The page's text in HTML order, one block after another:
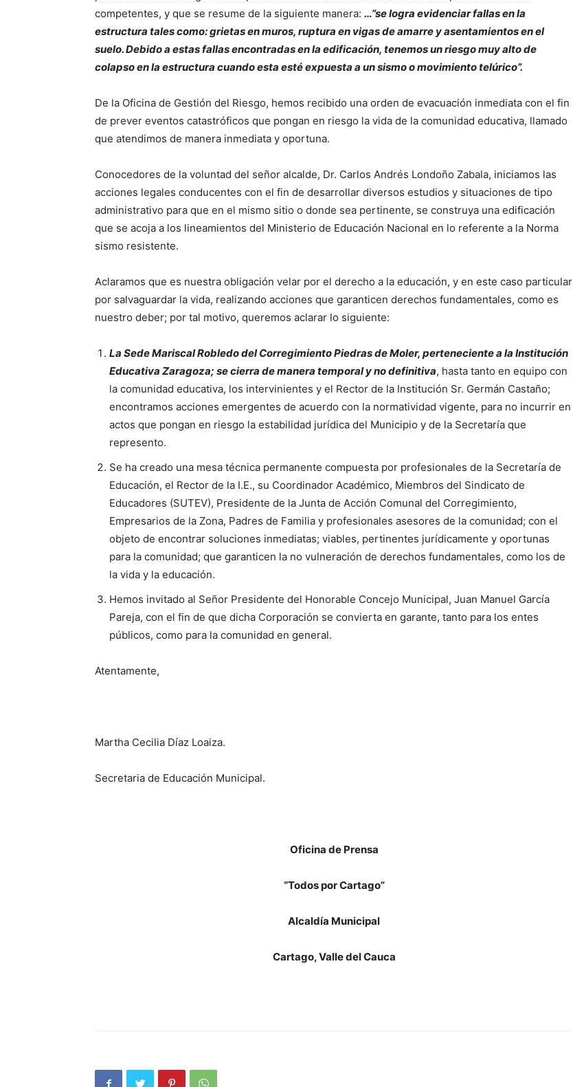
competentes, y que se resume de la siguiente manera: …”se logra evidenciar fallas en la
estructura tales como: grietas en muros, ruptura en vigas de amarre y asentamientos en el
suelo. Debido a estas fallas encontradas en la edificación, tenemos un riesgo muy alto de
colapso en la estructura cuando esta esté expuesta a un sismo o movimiento telúrico”.
De la Oficina de Gestión del Riesgo, hemos recibido una orden de evacuación inmediata con el fin
de prever eventos catastróficos que pongan en riesgo la vida de la comunidad educativa, llamado
que atendimos de manera inmediata y oportuna.
Conocedores de la voluntad del señor alcalde, Dr. Carlos Andrés Londoño Zabala, iniciamos las
acciones legales conducentes con el fin de desarrollar diversos estudios y situaciones de tipo
administrativo para que en el mismo sitio o donde sea pertinente, se construya una edificación
que se acoja a los lineamientos del Ministerio de Educación Nacional en lo referente a la Norma
sismo resistente.
Aclaramos que es nuestra obligación velar por el derecho a la educación, y en este caso particular
por salvaguardar la vida, realizando acciones que garanticen derechos fundamentales, como es
nuestro deber; por tal motivo, queremos aclarar lo siguiente:
La Sede Mariscal Robledo del Corregimiento Piedras de Moler, perteneciente a la Institución
Educativa Zaragoza; se cierra de manera temporal y no definitiva, hasta tanto en equipo con
la comunidad educativa, los intervinientes y el Rector de la Institución Sr. Germán Castaño;
encontramos acciones emergentes de acuerdo con la normatividad vigente, para no incurrir en
actos que pongan en riesgo la estabilidad jurídica del Municipio y de la Secretaría que
represento.
Se ha creado una mesa técnica permanente compuesta por profesionales de la Secretaría de
Educación, el Rector de la I.E., su Coordinador Académico, Miembros del Sindicato de
Educadores (SUTEV), Presidente de la Junta de Acción Comunal del Corregimiento,
Empresarios de la Zona, Padres de Familia y profesionales asesores de la comunidad; con el
objeto de encontrar soluciones inmediatas; viables, pertinentes jurídicamente y oportunas
para la comunidad; que garanticen la no vulneración de derechos fundamentales, como los de
la vida y la educación.
Hemos invitado al Señor Presidente del Honorable Concejo Municipal, Juan Manuel García
Pareja, con el fin de que dicha Corporación se convierta en garante, tanto para los entes
públicos, como para la comunidad en general.
Atentamente,
Martha Cecilia Díaz Loaiza.
Secretaria de Educación Municipal.
Oficina de Prensa
“Todos por Cartago”
Alcaldía Municipal
Cartago, Valle del Cauca